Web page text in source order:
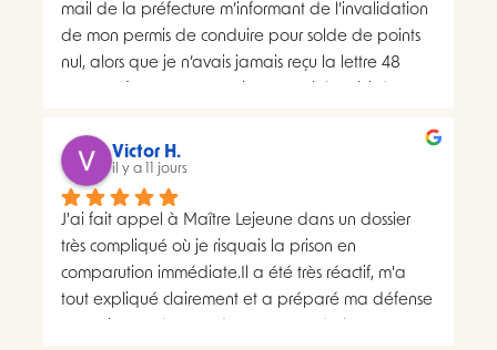
mail de la préfecture m’informant de l’invalidation
de mon permis de conduire pour solde de points
nul, alors que je n’avais jamais reçu la lettre 48
distributions à deux dates différentes, ce qui me
semblait présenter une anomalie nécessitant une
analyse juridique.Après avoir consulté les
nombreux avis positifs concernant Maître Lejeune,
je lui ai envoyé par courriel l’intégralité de mon
dossier. Je lui ai également demandé, à plusieurs
reprises, de m’indiquer clairement le montant de
Victor H.
il y a 11 jours
J'ai fait appel à Maître Lejeune dans un dossier
très compliqué où je risquais la prison en
comparution immédiate.Il a été très réactif, m'a
tout expliqué clairement et a préparé ma défense